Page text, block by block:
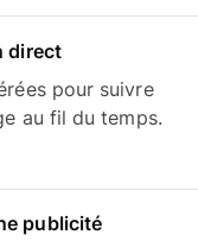
direct
pour suivre
au fil du temps.
publicité